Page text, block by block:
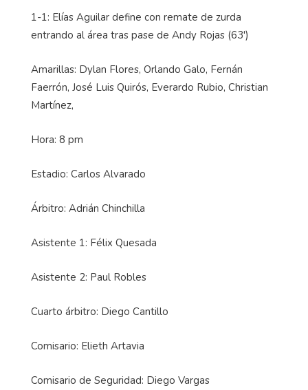
1-1: Elías Aguilar define con remate de zurda
entrando al área tras pase de Andy Rojas (63')
Amarillas: Dylan Flores, Orlando Galo, Fernán
Faerrón, José Luis Quirós, Everardo Rubio, Christian
Martínez,
Hora: 8 pm
Estadio: Carlos Alvarado
Árbitro: Adrián Chinchilla
Asistente 1: Félix Quesada
Asistente 2: Paul Robles
Cuarto árbitro: Diego Cantillo
Comisario: Elieth Artavia
Comisario de Seguridad: Diego Vargas